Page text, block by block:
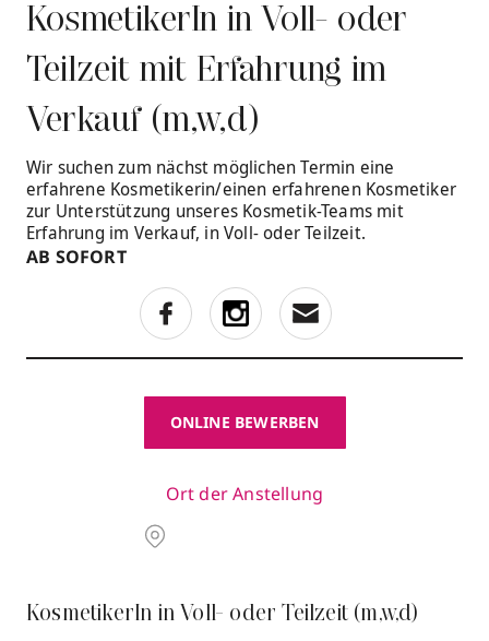
KosmetikerIn in Voll- oder
Teilzeit mit Erfahrung im
Verkauf (m,w,d)
Wir suchen zum nächst möglichen Termin eine
erfahrene Kosmetikerin/einen erfahrenen Kosmetiker
zur Unterstützung unseres Kosmetik-Teams mit
Erfahrung im Verkauf, in Voll- oder Teilzeit.
AB SOFORT
ONLINE BEWERBEN
Ort der Anstellung
KosmetikerIn in Voll- oder Teilzeit (m,w,d)